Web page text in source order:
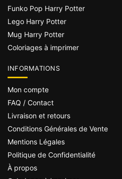
Funko Pop Harry Potter
Lego Harry Potter
Mug Harry Potter
Coloriages à imprimer
INFORMATIONS
Mon compte
FAQ / Contact
Livraison et retours
Conditions Générales de Vente
Mentions Légales
Politique de Confidentialité
À propos